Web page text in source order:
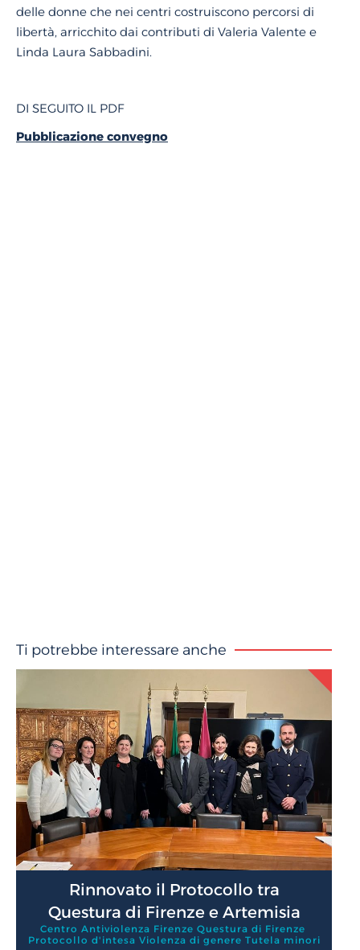
delle donne che nei centri costruiscono percorsi di
libertà, arricchito dai contributi di Valeria Valente e
Linda Laura Sabbadini.
DI SEGUITO IL PDF
Pubblicazione convegno
Ti potrebbe interessare anche
Rinnovato il Protocollo tra
Questura di Firenze e Artemisia
Centro Antiviolenza Firenze ​Questura di Firenze ​
Protocollo d'intesa ​Violenza di genere ​Tutela minori